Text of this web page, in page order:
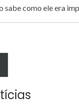
sabe como ele era